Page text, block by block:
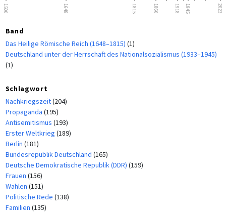
1500 1648 1815 1866 1918 1945 2023
Band
Das Heilige Römische Reich (1648–1815) (1)
Deutschland unter der Herrschaft des Nationalsozialismus (1933–1945)
(1)
Schlagwort
Nachkriegszeit(204)
Propaganda (195)
Antisemitismus (193)
Erster Weltkrieg (189)
Berlin (181)
Bundesrepublik Deutschland (165)
Deutsche Demokratische Republik (DDR) (159)
Frauen (156)
Wahlen (151)
Politische Rede (138)
Familien (135)